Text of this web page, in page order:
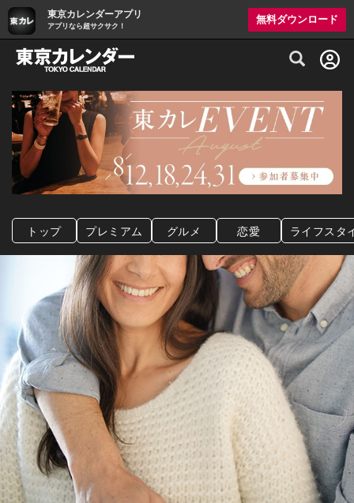
東京カレンダーアプリ
アプリなら超サクサク！
無料ダウンロード
グルメ情報・プレミアムレストラン予約
トップ プレミアム グルメ 恋愛 ライフスタ